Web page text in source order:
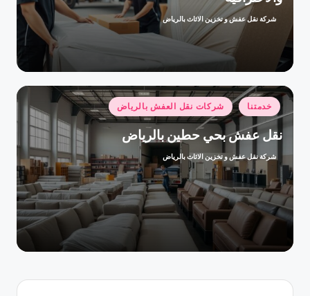
تمّ
شركة نقل عفش و تخزين الاثاث بالرياض
نُشر
في
خدمتنا شركات نقل العفش بالرياض
نقل عفش بحي حطين بالرياض
تمّ
النشر
بواسطة
شركة نقل عفش و تخزين الاثاث بالرياض